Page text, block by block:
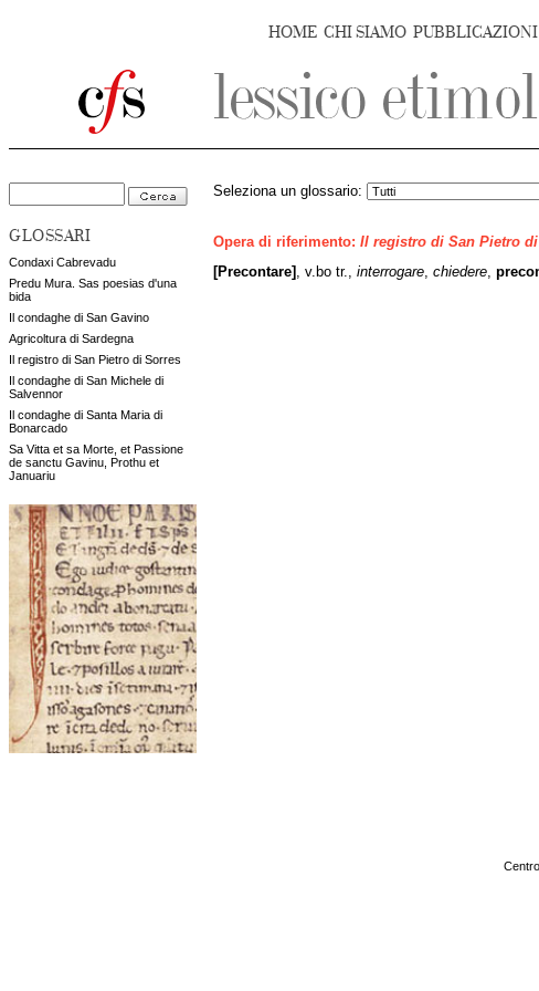
HOME CHI SIAMO PUBBLICAZIONI
GLOSSARI
Condaxi Cabrevadu
Predu Mura. Sas poesias d'una
bida
Il condaghe di San Gavino
Agricoltura di Sardegna
Il registro di San Pietro di Sorres
Il condaghe di San Michele di
Salvennor
Il condaghe di Santa Maria di
Bonarcado
Sa Vitta et sa Morte, et Passione
de sanctu Gavinu, Prothu et
Januariu
Seleziona un glossario:
Opera di riferimento: Il registro di San Pietro
[Precontare]
, v.bo tr., interrogare chiedere